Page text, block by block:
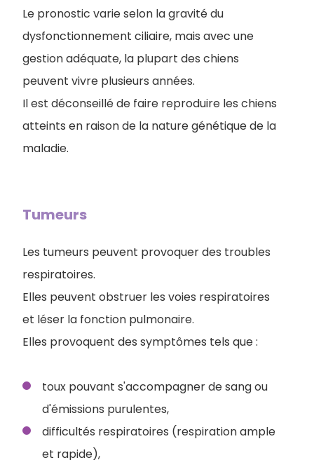
Le pronostic varie selon la gravité du
dysfonctionnement ciliaire, mais avec une
gestion adéquate, la plupart des chiens
peuvent vivre plusieurs années.
Il est déconseillé de faire reproduire les chiens
atteints en raison de la nature génétique de la
maladie.
Tumeurs
Les tumeurs peuvent provoquer des troubles
respiratoires.
Elles peuvent obstruer les voies respiratoires
et léser la fonction pulmonaire.
Elles provoquent des symptômes tels que :
toux pouvant s'accompagner de sang ou
d'émissions purulentes,
difficultés respiratoires (respiration ample
et rapide),